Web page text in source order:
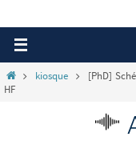
Homekiosque
[PhD]
HF